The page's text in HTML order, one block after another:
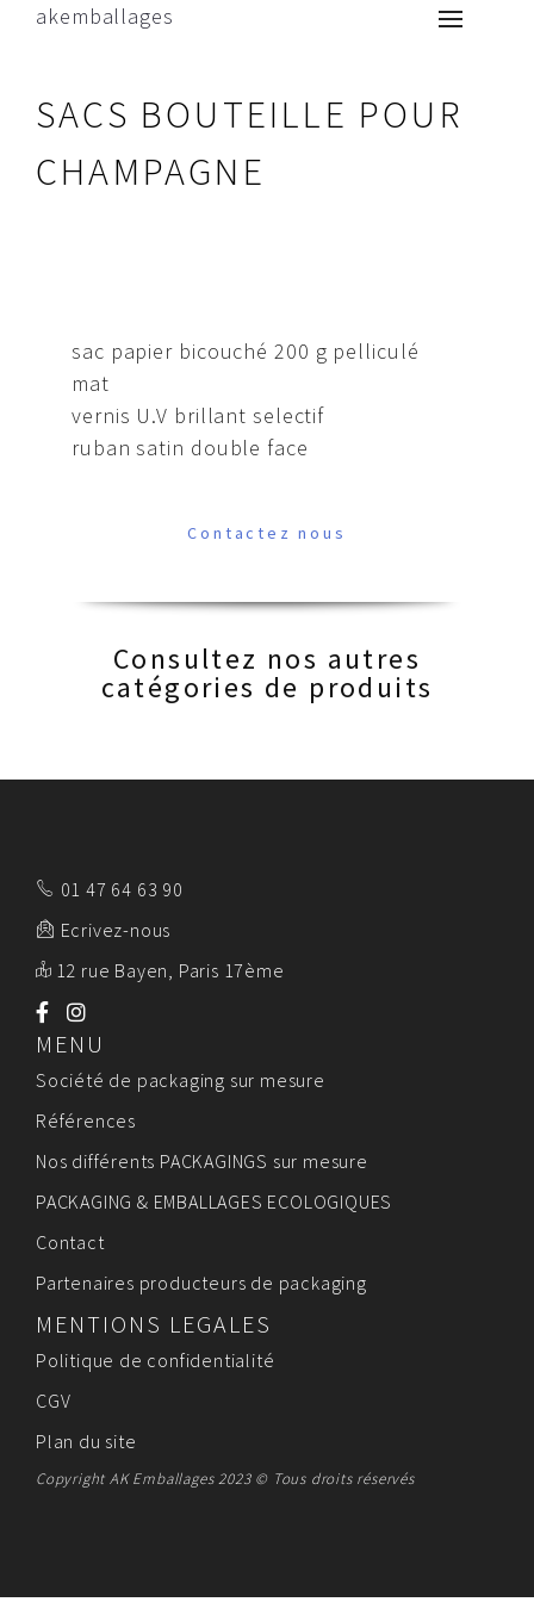
akemballages
SACS BOUTEILLE POUR
CHAMPAGNE
sac papier bicouché 200 g pelliculé
mat
vernis U.V brillant selectif
ruban satin double face
Contactez nous
Consultez nos autres
catégories de produits
01 47 64 63 90
Ecrivez-nous
12 rue Bayen, Paris 17ème
MENU
Société de packaging sur mesure
Références
Nos différents PACKAGINGS sur mesure
PACKAGING & EMBALLAGES ECOLOGIQUES
Contact
Partenaires producteurs de packaging
MENTIONS LEGALES
Politique de confidentialité
CGV
Plan du site
Copyright AK Emballages 2023 © Tous droits réservés